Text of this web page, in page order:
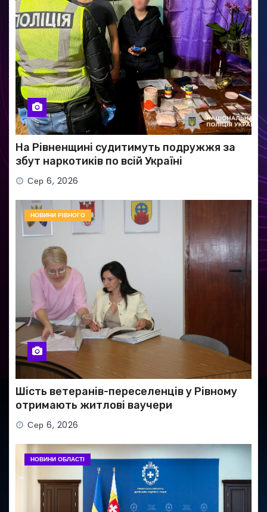
На Рівненщині судитимуть подружжя за
збут наркотиків по всій Україні
Сер 6, 2026
НОВИНИ РІВНОГО
Шість ветеранів-переселенців у Рівному
отримають житлові ваучери
Сер 6, 2026
НОВИНИ ОБЛАСТІ